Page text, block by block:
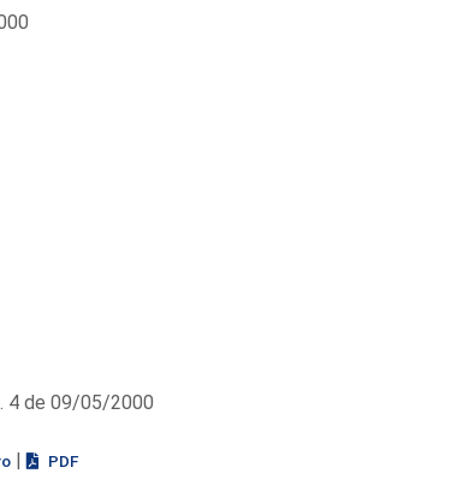
4 de 09/05/2000
| PDF